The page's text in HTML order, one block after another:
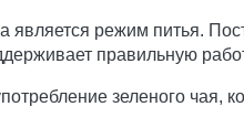
режим питья.
правильную
зеленого чая,